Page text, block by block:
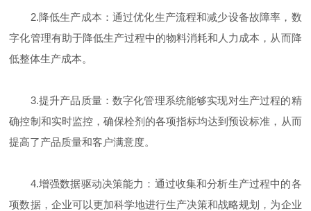
2.降低生产成本：通过优化生产流程和减少设备故障率，数
字化管理有助于降低生产过程中的物料消耗和人力成本，从而降
低整体生产成本。
3.提升产品质量：数字化管理系统能够实现对生产过程的精
确控制和实时监控，确保栓剂的各项指标均达到预设标准，从而
提高了产品质量和客户满意度。
4.增强数据驱动决策能力：通过收集和分析生产过程中的各
项数据，企业可以更加科学地进行生产决策和战略规划，为企业